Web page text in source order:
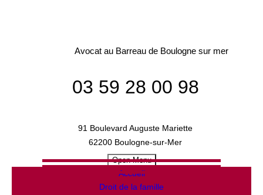
Avocat au Barreau de Boulogne sur mer
03 59 28 00 98
91 Boulevard Auguste Mariette
62200 Boulogne-sur-Mer
Open Menu
Accueil
Droit de la famille